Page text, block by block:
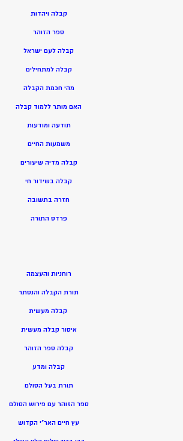
קבלה ויהדות
ספר הזוהר
קבלה לעם ישראל
קבלה למתחילים
מהי חכמת הקבלה
האם מותר ללמוד קבלה
תודעה ומודעות
משמעות החיים
קבלה מדיה שיעורים
קבלה בשידור חי
חזרה בתשובה
פרדס התורה
רוחניות והעצמה
תורת הקבלה והנסתר
קבלה מעשית
איסור קבלה מעשית
קבלה ספר הזוהר
קבלה ומדע
תורת בעל הסולם
ספר הזוהר עם פירוש הסולם
עץ חיים האר”י הקדוש